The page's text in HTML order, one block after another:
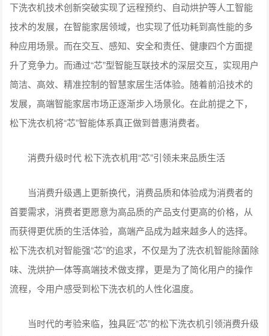
下洗衣机技术创新突破实现了远程预约、自动烘护等人工智能
技术的发展，在智能家居领域，也实现了低功耗到高性能的多
种应用场景。而在交互、感知、安全和责任、健康四个方面提
升了竞争力。而通过“芯”型智能互联技术的深层交互，实现用户
简洁、高效、精准控制的智慧家居生活体验。随着前沿技术的
发展，高端智能家居市场正逐渐步入场景化。在此前提之下，
松下洗衣机将“芯”智能体系真正做到普惠消费者。
消费升级时代 松下洗衣机用“芯”引领未来品质生活
当消费升级遇上更新换代，消费品质和体验成为消费者的
首要需求，消费者更愿意为高品质的产品支付更高的价格，从
而获得更优质的生活体验，高端产品成为越来越多人的选择。
松下洗衣机对智能强“芯”的追求，不仅是为了洗衣机智能除菌除
味、洗烘护一体等高端技术做支撑，更是为了简化用户的操作
流程，令用户感受到松下洗衣机的人性化温度。
当时代的考验来临，独具匠“芯”的松下洗衣机引领消费升级